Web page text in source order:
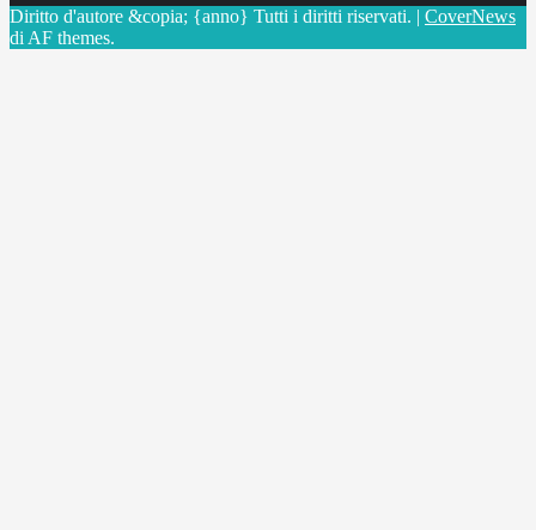
Diritto d'autore &copia; {anno} Tutti i diritti riservati. | CoverNews
di AF themes.